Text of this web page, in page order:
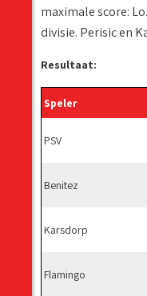
maximale score:
divisie. Perisic en
Resultaat:
Speler
PSV
Benitez
Karsdorp
Flamingo